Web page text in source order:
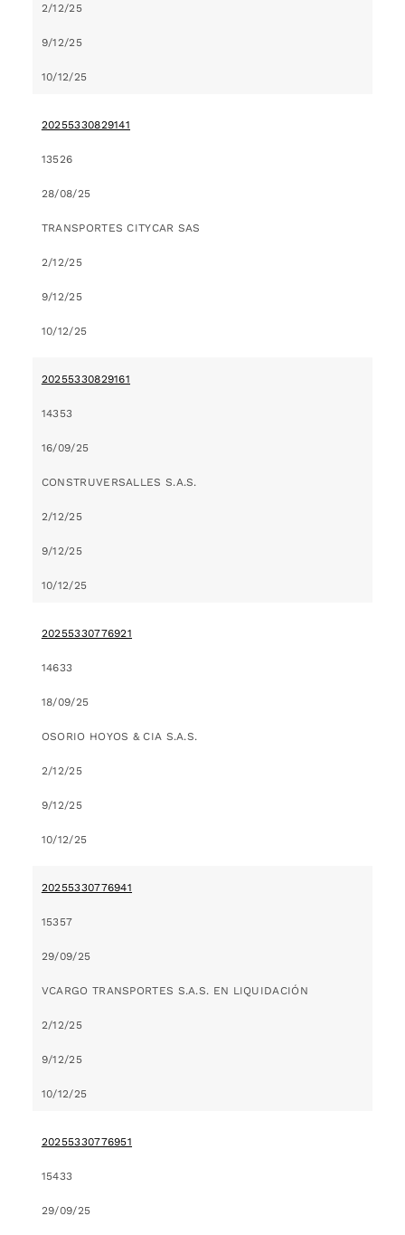
2/12/25
9/12/25
10/12/25
20255330829141
13526
28/08/25
TRANSPORTES CITYCAR SAS
2/12/25
9/12/25
10/12/25
20255330829161
14353
16/09/25
CONSTRUVERSALLES S.A.S.
2/12/25
9/12/25
10/12/25
20255330776921
14633
18/09/25
OSORIO HOYOS & CIA S.A.S.
2/12/25
9/12/25
10/12/25
20255330776941
15357
29/09/25
VCARGO TRANSPORTES S.A.S. EN LIQUIDACIÓN
2/12/25
9/12/25
10/12/25
20255330776951
15433
29/09/25